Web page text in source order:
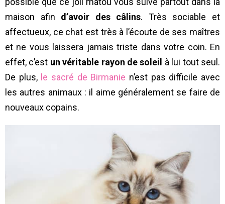
maison afin d’avoir des câlins. Très sociable et
affectueux, ce chat est très à l’écoute de ses maîtres
et ne vous laissera jamais triste dans votre coin. En
effet, c’est un véritable rayon de soleil à lui tout seul.
De plus, le sacré de Birmanie n’est pas difficile avec
les autres animaux : il aime généralement se faire de
nouveaux copains.